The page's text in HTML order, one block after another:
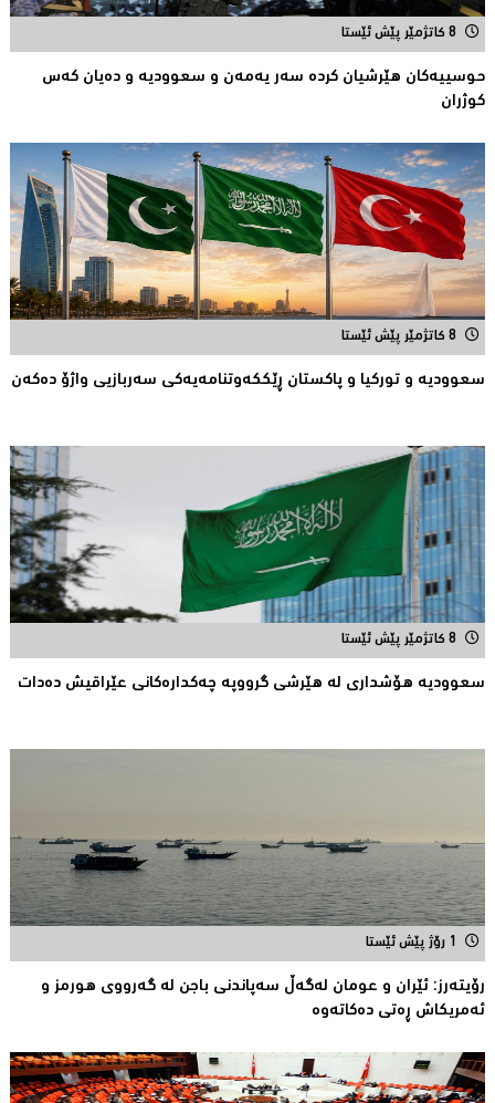
8 کاتژمێر پێش ئێستا
حوسییەكان هێرشیان كردە سەر یەمەن و سعوودیە و دەیان كەس
كوژران
8 کاتژمێر پێش ئێستا
سعوودیە و توركیا و پاكستان ڕێككەوتنامەیەكی سەربازیی واژۆ دەكەن
8 کاتژمێر پێش ئێستا
سعوودیە هۆشداری لە هێرشی گرووپە چەكدارەكانی عێراقیش دەدات
1 رۆژ پێش ئێستا
رۆیتەرز: ئێران و عومان لەگەڵ سەپاندنی باجن لە گەرووی هورمز و
ئەمریکاش ڕەتی دەکاتەوە